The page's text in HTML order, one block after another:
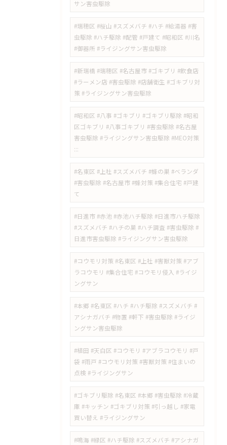
サン害虫駆除
#瑞穂区 #桜山 #スズメバチ #ハチ #給湯器 #害
虫駆除 #ハチ駆除 #配管 #戸建て #昭和区 #川名
#御器所 #ライジングサン害虫駆除
#新瑞橋 #瑞穂区 #名古屋市 #ゴキブリ #飲食店
#ラーメン店 #害虫駆除 #店舗衛生 #ゴキブリ対
策 #ライジングサン害虫駆除
#昭和区 #八事 #ゴキブリ #ゴキブリ駆除 #昭和
区ゴキブリ #八事ゴキブリ #害虫駆除 #名古屋
害虫駆除 #ライジングサン害虫駆除 #MEO対策
:::
#名東区 #上社 #スズメバチ #蜂の巣 #ベランダ
#害虫駆除 #名古屋市 #蜂対策 #集合住宅 #戸建
て
#日進市 #赤池 #赤池ハチ駆除 #日進市ハチ駆除
#スズメバチ #ハチの巣 #ハチ調査 #害虫駆除 #
日進市害虫駆除 #ライジングサン害虫駆除
#コウモリ対策 #名東区 #上社 #害獣対策 #アブ
ラコウモリ #集合住宅 #コウモリ侵入 #ライジ
ングサン
#本郷 #名東区 #ハチ #ハチ駆除 #スズメバチ #
アシナガバチ #物置 #軒下 #害虫駆除 #ライジ
ングサン害虫駆除
#植田 #天白区 #コウモリ #アブラコウモリ #戸
袋 #雨戸 #コウモリ対策 #害獣対策 #住まいの
点検 #ライジングサン
#ゴキブリ駆除 #名東区 #本郷 #害虫駆除 #冷蔵
庫 #キッチン #ゴキブリ対策 #引っ越し #家電
買い替え #ライジングサン
#鳴海 #緑区 #ハチ駆除 #スズメバチ #アシナガ